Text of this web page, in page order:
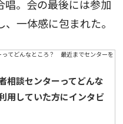
唱。会の最後には参加
一体感に包まれた。
相談センターってどんな
用していた方にインタビ